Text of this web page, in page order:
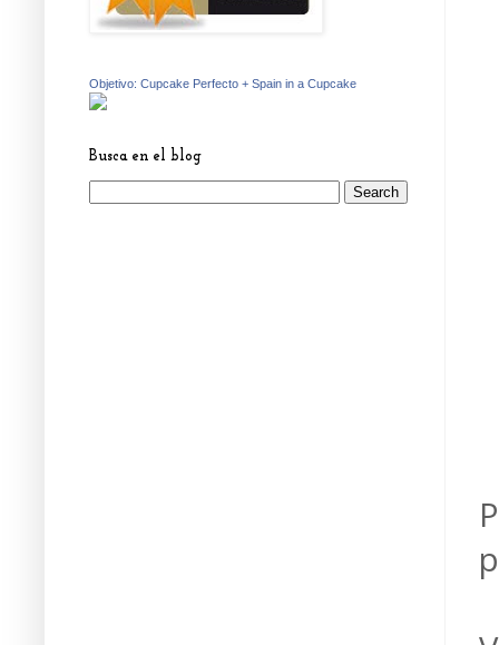
Objetivo: Cupcake Perfecto + Spain in a Cupcake
Busca en el blog